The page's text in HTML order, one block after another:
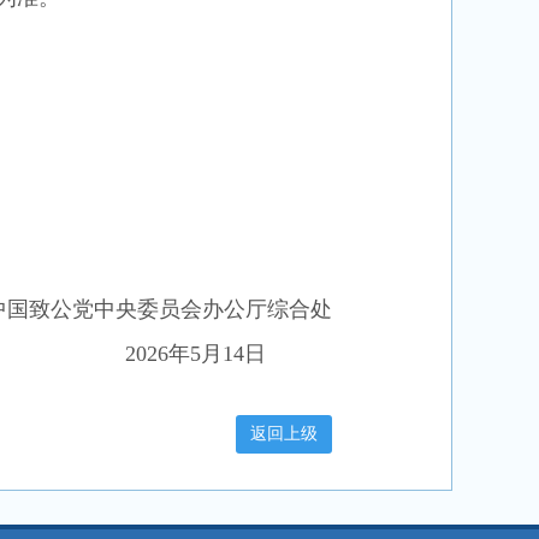
国致公党中央委员会办公厅综合处
2026年5月 14 日